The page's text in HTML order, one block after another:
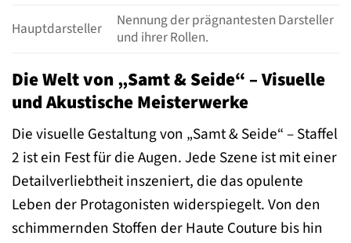
Hauptdarsteller
Nennung der prägnantesten Darsteller
und ihrer Rollen.
Die Welt von „Samt & Seide“ – Visuelle
und Akustische Meisterwerke
Die visuelle Gestaltung von „Samt & Seide“ – Staffel
2 ist ein Fest für die Augen. Jede Szene ist mit einer
Detailverliebtheit inszeniert, die das opulente
Leben der Protagonisten widerspiegelt. Von den
schimmernden Stoffen der Haute Couture bis hin